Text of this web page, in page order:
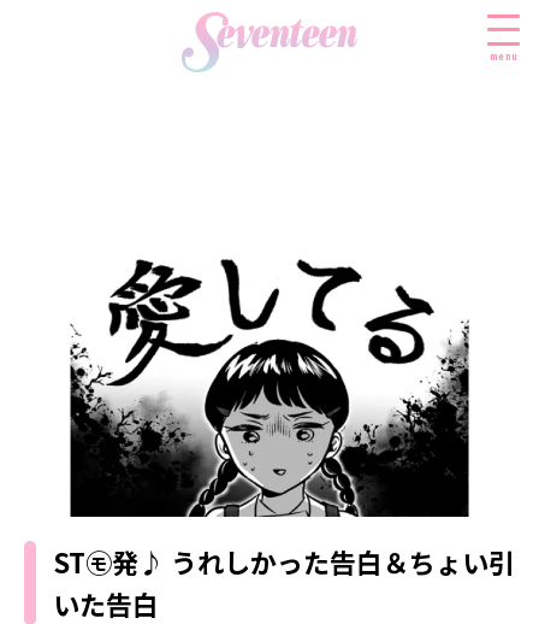
menu
ファッションニュース
モデル私服
着回し
着痩せ
BEAUTY
ビューティニュース
トレンドメイク
ベストコスメ
ヘアアレンジ・ヘアケア
ボディケア
SCHOOL
スクールニュース
制服コーデ
学校ヘアメイク
勉強・受験・進路
ENTERTAINMENT
エンタメニュース
なにわ男子
LIFESTYLE
ライフスタイルニュース
JKランキング・アワード
モデルの購入品
おでかけ
MODELS
MODEL'S BLOG
ST㋲発♪ うれしかった告白＆ちょい引
いた告白